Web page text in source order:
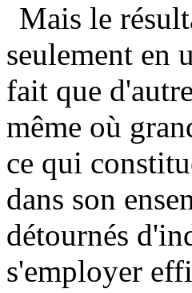
Mais le
seulement en
fait que
même où
ce qui
dans son
détournés
s'employer